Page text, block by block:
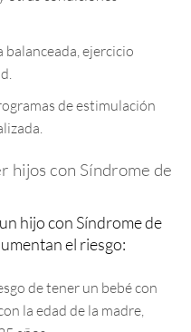
balanceada, ejercicio
de estimulación
hijos con Síndrome de
hijo con Síndrome de
el riesgo:
de tener un bebé con
la edad de la madre,